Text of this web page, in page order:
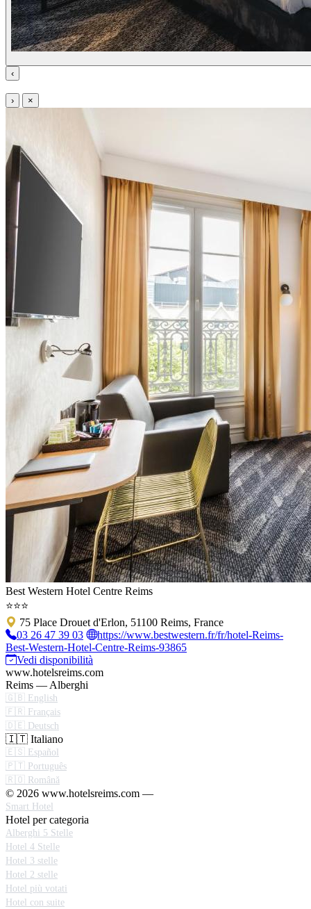
‹
› ×
Best Western Hotel Centre Reims
⭐⭐⭐
75 Place Drouet d'Erlon, 51100 Reims, France
03 26 47 39 03
https://www.bestwestern.fr/fr/hotel-Reims-
Best-Western-Hotel-Centre-Reims-93865
Vedi disponibilità
www.hotelsreims.com
Reims — Alberghi
🇬🇧 English
🇫🇷 Français
🇩🇪 Deutsch
🇮🇹 Italiano
🇪🇸 Español
🇵🇹 Português
🇷🇴 Română
© 2026 www.hotelsreims.com —
Smart Hotel
Hotel per categoria
Alberghi 5 Stelle
Hotel 4 Stelle
Hotel 3 stelle
Hotel 2 stelle
Hotel più votati
Hotel con suite